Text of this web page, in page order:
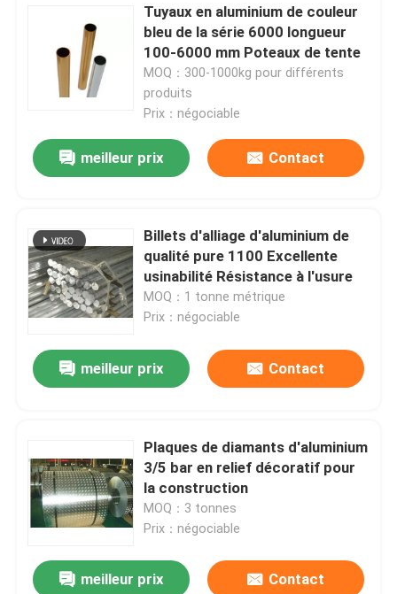
Tuyaux en aluminium de couleur
bleu de la série 6000 longueur
100-6000 mm Poteaux de tente
MOQ：300-1000kg pour différents
produits
Prix：négociable
meilleur prix Contact
Billets d'alliage d'aluminium de
qualité pure 1100 Excellente
usinabilité Résistance à l'usure
MOQ：1 tonne métrique
Prix：négociable
meilleur prix Contact
Plaques de diamants d'aluminium
3/5 bar en relief décoratif pour
la construction
MOQ：3 tonnes
Prix：négociable
meilleur prix Contact